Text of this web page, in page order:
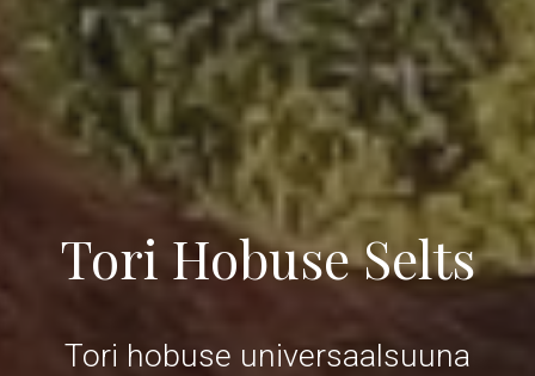
Tori Hobuse Selts
Tori hobuse universaalsuuna